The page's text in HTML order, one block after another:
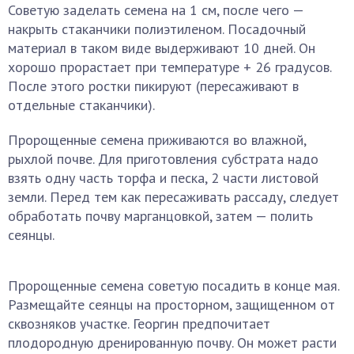
Советую заделать семена на 1 см, после чего —
накрыть стаканчики полиэтиленом. Посадочный
материал в таком виде выдерживают 10 дней. Он
хорошо прорастает при температуре + 26 градусов.
После этого ростки пикируют (пересаживают в
отдельные стаканчики).
Пророщенные семена приживаются во влажной,
рыхлой почве. Для приготовления субстрата надо
взять одну часть торфа и песка, 2 части листовой
земли. Перед тем как пересаживать рассаду, следует
обработать почву марганцовкой, затем — полить
сеянцы.
Пророщенные семена советую посадить в конце мая.
Размещайте сеянцы на просторном, защищенном от
сквозняков участке. Георгин предпочитает
плодородную дренированную почву. Он может расти